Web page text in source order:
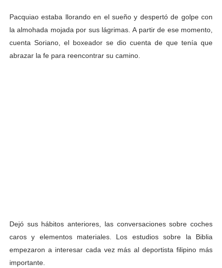
Pacquiao estaba llorando en el sueño y despertó de golpe con
la almohada mojada por sus lágrimas. A partir de ese momento,
cuenta Soriano, el boxeador se dio cuenta de que tenía que
abrazar la fe para reencontrar su camino.
Dejó sus hábitos anteriores, las conversaciones sobre coches
caros y elementos materiales. Los estudios sobre la Biblia
empezaron a interesar cada vez más al deportista filipino más
importante.